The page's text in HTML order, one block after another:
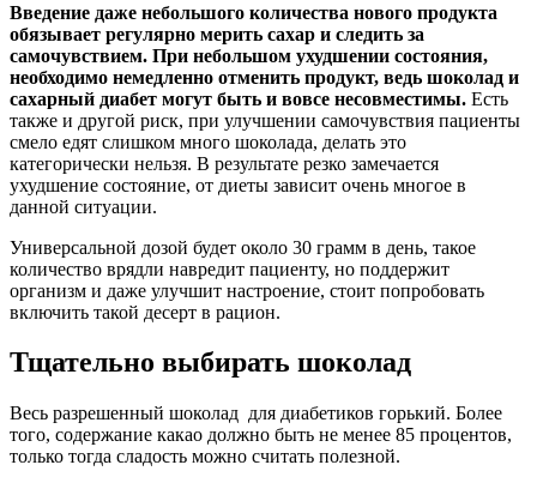
Введение даже небольшого количества нового продукта
обязывает регулярно мерить сахар и следить за
самочувствием. При небольшом ухудшении состояния,
необходимо немедленно отменить продукт, ведь шоколад и
сахарный диабет могут быть и вовсе несовместимы. Есть
также и другой риск, при улучшении самочувствия пациенты
смело едят слишком много шоколада, делать это
категорически нельзя. В результате резко замечается
ухудшение состояние, от диеты зависит очень многое в
данной ситуации.
Универсальной дозой будет около 30 грамм в день, такое
количество врядли навредит пациенту, но поддержит
организм и даже улучшит настроение, стоит попробовать
включить такой десерт в рацион.
Тщательно выбирать шоколад
Весь разрешенный шоколад для диабетиков горький. Более
того, содержание какао должно быть не менее 85 процентов,
только тогда сладость можно считать полезной.